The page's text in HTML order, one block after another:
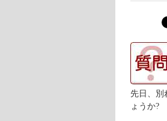
先日、別
ょうか?